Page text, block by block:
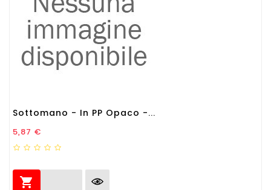
Sottomano - In PP Opaco -...
Prezzo
5,87 €
